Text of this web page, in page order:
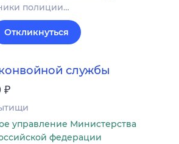
полиции…
Откликнуться
службы
₽
управление Министерства
федерации